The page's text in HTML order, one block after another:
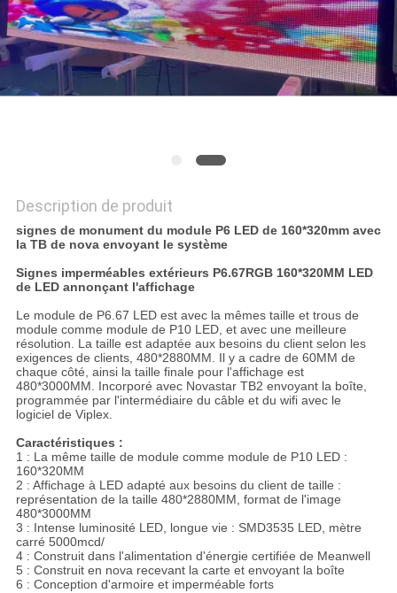
PLAN
DU
SITE
Description de produit
signes de monument du module P6 LED de 160*320mm avec
la TB de nova envoyant le système
Signes imperméables extérieurs P6.67RGB 160*320MM LED
de LED annonçant l'affichage
Le module de P6.67 LED est avec la mêmes taille et trous de
module comme module de P10 LED, et avec une meilleure
résolution. La taille est adaptée aux besoins du client selon les
exigences de clients, 480*2880MM. Il y a cadre de 60MM de
chaque côté, ainsi la taille finale pour l'affichage est
480*3000MM. Incorporé avec Novastar TB2 envoyant la boîte,
programmée par l'intermédiaire du câble et du wifi avec le
logiciel de Viplex.
Caractéristiques :
1 : La même taille de module comme module de P10 LED :
160*320MM
2 : Affichage à LED adapté aux besoins du client de taille :
représentation de la taille 480*2880MM, format de l'image
480*3000MM
3 : Intense luminosité LED, longue vie : SMD3535 LED, mètre
carré 5000mcd/
4 : Construit dans l'alimentation d'énergie certifiée de Meanwell
5 : Construit en nova recevant la carte et envoyant la boîte
6 : Conception d'armoire et imperméable forts